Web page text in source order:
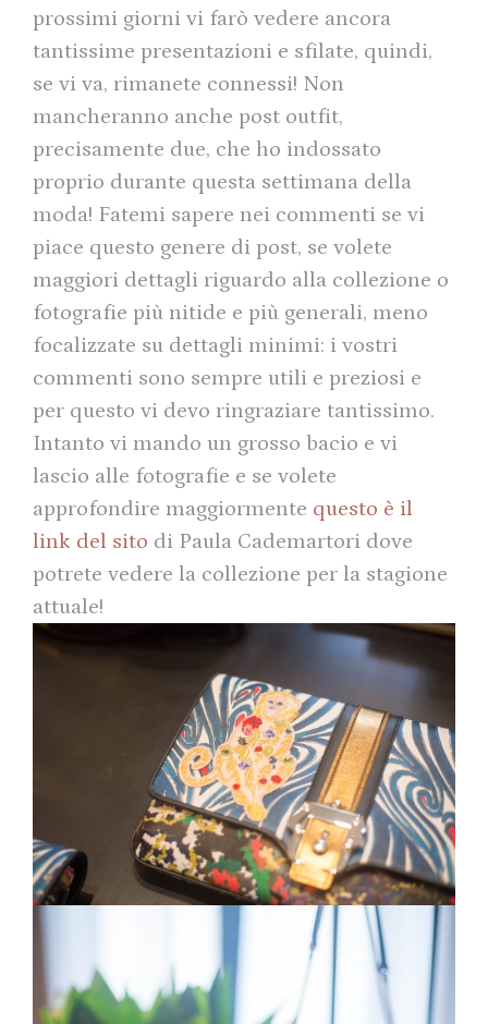
prossimi giorni vi farò vedere ancora
tantissime presentazioni e sfilate, quindi,
se vi va, rimanete connessi! Non
mancheranno anche post outfit,
precisamente due, che ho indossato
proprio durante questa settimana della
moda! Fatemi sapere nei commenti se vi
piace questo genere di post, se volete
maggiori dettagli riguardo alla collezione o
fotografie più nitide e più generali, meno
focalizzate su dettagli minimi: i vostri
commenti sono sempre utili e preziosi e
per questo vi devo ringraziare tantissimo.
Intanto vi mando un grosso bacio e vi
lascio alle fotografie e se volete
approfondire maggiormente questo è il
link del sito di Paula Cademartori dove
potrete vedere la collezione per la stagione
attuale!